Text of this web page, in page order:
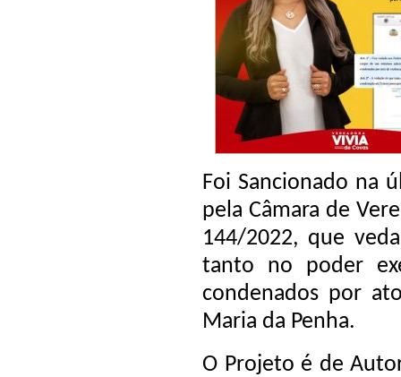
Foi Sancionado na
pela Câmara de
144/2022, que
tanto no poder
condenados por
Maria da Penha.
O Projeto é de